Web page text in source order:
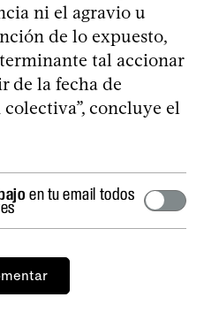
ni el agravio u
de lo expuesto,
tal accionar
de la fecha de
concluye el
en tu email todos